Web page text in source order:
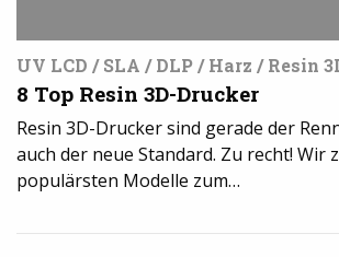
UV LCD / SLA / DLP / Harz / Resin
8 Top Resin 3D-Drucker
Resin 3D-Drucker sind gerade der
auch der neue Standard. Zu recht! Wir
populärsten Modelle zum…